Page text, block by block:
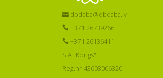
dbdaba@dbdaba.lv
+371 26739266
+371 26136411
SIA "Kongs"
Reģ.nr 43603006320